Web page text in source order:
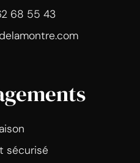
68 55 43
sécurisé